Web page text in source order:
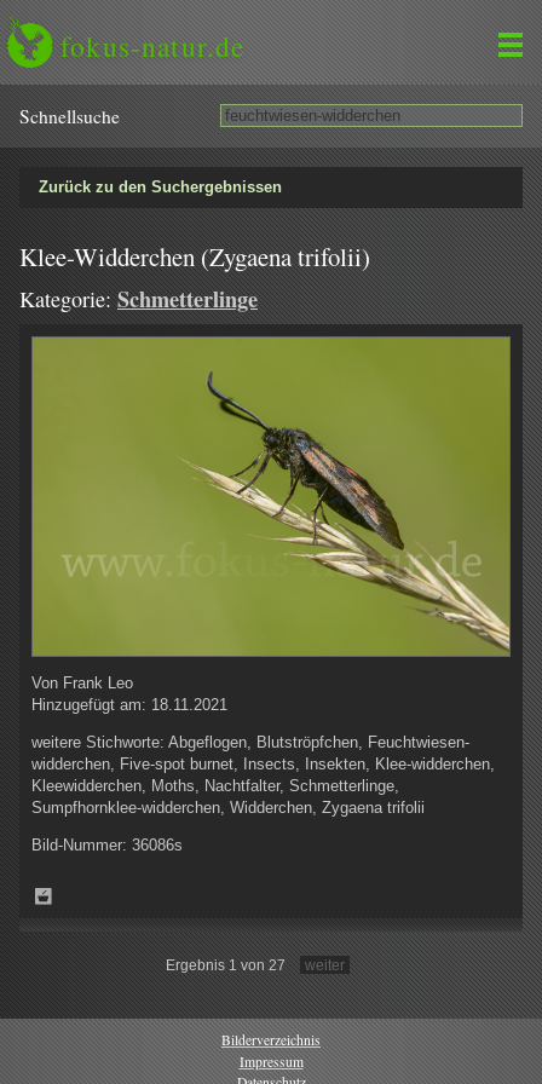
fokus-natur.de
Schnell­suche
Zurück zu den Suchergebnissen
Klee-Widderchen (Zygaena trifolii)
Kategorie: Schmetterlinge
Von Frank Leo
Hinzugefügt am: 18.11.2021
weitere Stichworte: Abgeflogen, Blutströpfchen, Feuchtwiesen-
widderchen, Five-spot burnet, Insects, Insekten, Klee-widderchen,
Kleewidderchen, Moths, Nachtfalter, Schmetterlinge,
Sumpfhornklee-widderchen, Widderchen, Zygaena trifolii
Bild-Nummer: 36086s
Ergebnis 1 von 27 weiter
Bilderverzeichnis
Impressum